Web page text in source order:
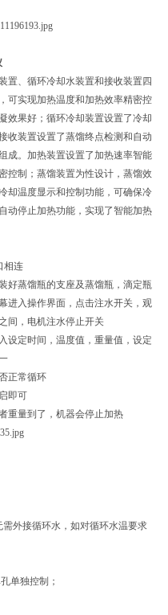
置、循环冷却水装置和接收装置四
可实现加热温度和加热效率精密控
效果好；循环冷却装置设置了冷却
收装置设置了蒸馏终点检测和自动
成。加热装置设置了加热速率智能
控制；蒸馏装置为性设计，蒸馏效
却温度显示和控制功能，可确保冷
动停止加热功能，实现了智能加热
相连
好蒸馏瓶的支座及蒸馏瓶，滴定瓶
进入操作界面，点击注水开关，观
间，电机注水停止开关
设定时间，温度值，重量值，设定
正常循环
即可
重量到了，机器会停止加热
需外接循环水，如对循环水温要求
单独控制；